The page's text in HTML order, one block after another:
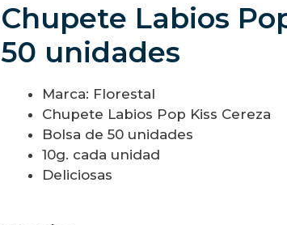
Chupete Labios
50 unidades
Marca: Florestal
Chupete Labios Pop Kiss Cereza
Bolsa de 50 unidades
10g. cada unidad
Deliciosas